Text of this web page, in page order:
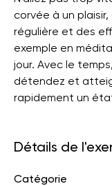
corvée à un
régulière et des
exemple en
jour. Avec le
détendez et
rapidement un
Détails de
Catégorie